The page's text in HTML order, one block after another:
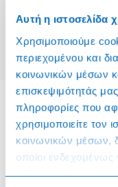
Αυτή η ιστοσελίδα
Χρησιμοποιούμε
περιεχομένου και
κοινωνικών μέσων
επισκεψιμότητάς
πληροφορίες που
χρησιμοποιείτε τον
κοινωνικών μέσων,
οποίοι
πληροφορίες που
Πληροφορίες
Όροι & Προϋποθέσεις